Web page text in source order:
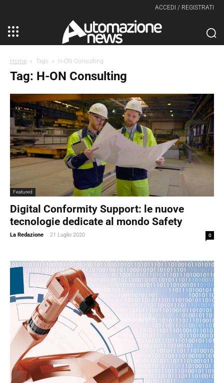
ACCEDI / REGISTRATI
Home Tags H-ON Consulting
Tag: H-ON Consulting
Featured
Digital Conformity Support: le nuove
tecnologie dedicate al mondo Safety
La Redazione - 21 Luglio 2020 0